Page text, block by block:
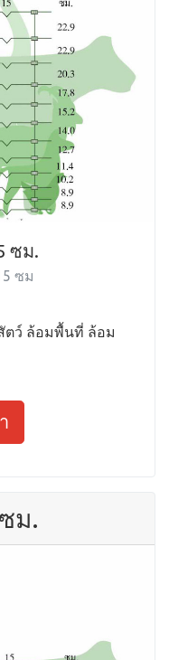
ซม.
ซม
ตว์ ล้อมพื้นที่ ล้อม
ม.